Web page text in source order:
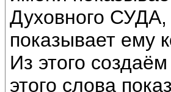
Духовного СУДА,
показывает ему
Из этого
этого слова